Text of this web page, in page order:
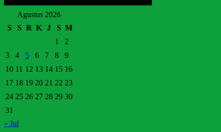
Agustus 2026
S
S R K J S M
1
2
3
4 5 6 7 8
9
10 11 12 13 14 15 16
17 18 19 20 21 22 23
24 25 26 27 28 29 30
31
« Jul